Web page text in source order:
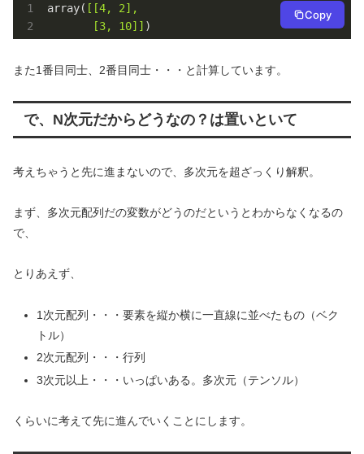
array( [[4, 2],
       [3, 10]]
)
Copy
また1番目同士、2番目同士・・・と計算しています。
で、N次元だからどうなの？は置いといて
考えちゃうと先に進まないので、多次元を超ざっくり解釈。
まず、多次元配列だの変数がどうのだというとわからなくなるの
で、
とりあえず、
1次元配列・・・要素を縦か横に一直線に並べたもの（ベク
トル）
2次元配列・・・行列
3次元以上・・・いっぱいある。多次元（テンソル）
くらいに考えて先に進んでいくことにします。